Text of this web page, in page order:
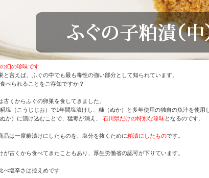
幻の珍味です
と言えば、ふぐの中でも最も毒性の強い部分として知られています。
べられることをご存知ですか？
古くからふぐの卵巣を食してきました。
塩（こうじじお）で1年間塩漬けし、糠（ぬか）と多年使用の独自の魚汁を使用
か）に漬け込むことで、猛毒が消え、 石川県だけの特別な珍味となるのです。
品は一度糠漬けにしたものを、塩分を抜くために粕漬にしたものです。
が古くから食べてきたこともあり、厚生労働省の認可が下りています。
べ塩辛さは控えめです